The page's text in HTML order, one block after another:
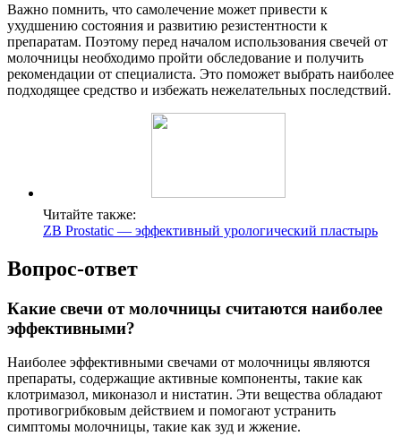
Важно помнить, что самолечение может привести к
ухудшению состояния и развитию резистентности к
препаратам. Поэтому перед началом использования свечей от
молочницы необходимо пройти обследование и получить
рекомендации от специалиста. Это поможет выбрать наиболее
подходящее средство и избежать нежелательных последствий.
Читайте также:
ZB Prostatic — эффективный урологический пластырь
Вопрос-ответ
Какие свечи от молочницы считаются наиболее
эффективными?
Наиболее эффективными свечами от молочницы являются
препараты, содержащие активные компоненты, такие как
клотримазол, миконазол и нистатин. Эти вещества обладают
противогрибковым действием и помогают устранить
симптомы молочницы, такие как зуд и жжение.